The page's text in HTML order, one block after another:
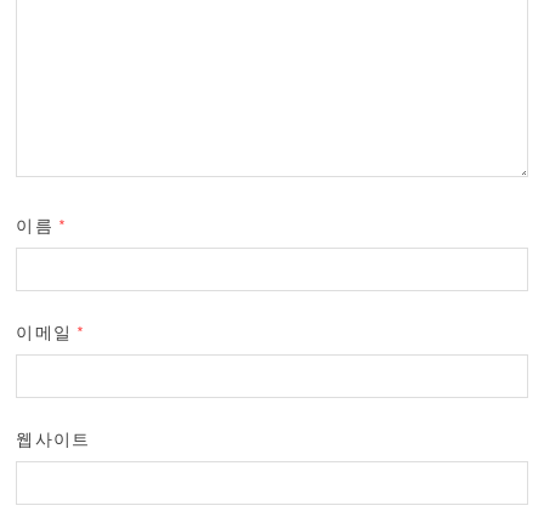
이름 *
이메일 *
웹사이트